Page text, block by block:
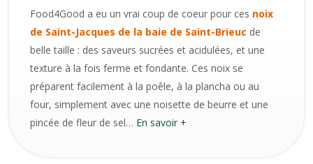
Food4Good a eu un vrai coup de coeur pour ces noix
de Saint-Jacques de la baie de Saint-Brieuc de
belle taille : des saveurs sucrées et acidulées, et une
texture à la fois ferme et fondante. Ces noix se
préparent facilement à la poêle, à la plancha ou au
four, simplement avec une noisette de beurre et une
pincée de fleur de sel… En savoir +